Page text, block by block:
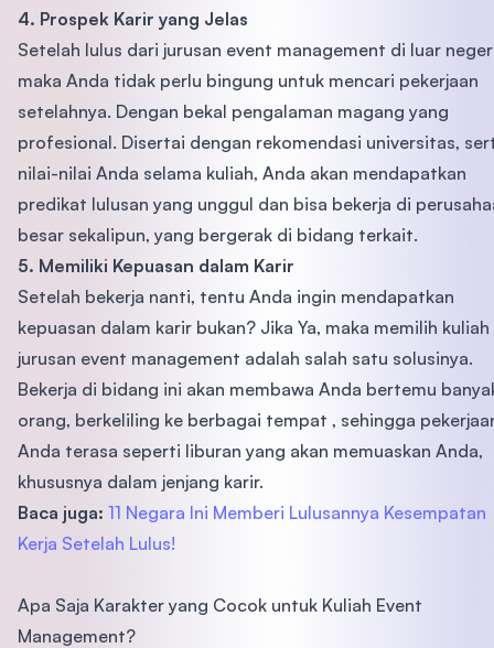
4. Prospek Karir yang Jelas
Setelah lulus dari jurusan event management di luar
maka Anda tidak perlu bingung untuk mencari pekerjaan
setelahnya. Dengan bekal pengalaman magang yang
profesional. Disertai dengan rekomendasi universitas,
nilai-nilai Anda selama kuliah, Anda akan mendapatkan
predikat lulusan yang unggul dan bisa bekerja di
besar sekalipun, yang bergerak di bidang terkait.
5. Memiliki Kepuasan dalam Karir
Setelah bekerja nanti, tentu Anda ingin mendapatkan
kepuasan dalam karir bukan? Jika Ya, maka memilih kuliah
jurusan event management adalah salah satu solusinya.
Bekerja di bidang ini akan membawa Anda bertemu
orang, berkeliling ke berbagai tempat , sehingga
Anda terasa seperti liburan yang akan memuaskan Anda,
khususnya dalam jenjang karir.
Baca juga: 11 Negara Ini Memberi Lulusannya Kesempatan
Kerja Setelah Lulus!
Apa Saja Karakter yang Cocok untuk Kuliah Event
Management?